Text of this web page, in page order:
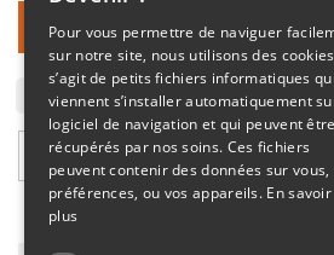
Inscrivez-vous à
J'accepte de recevoir
de l'association Vivre et
Pour vous permettre de naviguer
sur notre site, nous utilisons des
s’agit de petits fichiers informatiques qui
viennent s’installer automatiquement
logiciel de navigation et qui peuvent être
récupérés par nos soins. Ces fichiers
peuvent contenir des données sur vous,
préférences, ou vos appareils. En savoir
plus